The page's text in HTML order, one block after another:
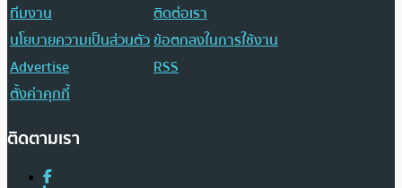
ทีมงาน
ติดต่อเรา
นโยบายความเป็นส่วนตัวข้อตกลงในการใช้งาน
Advertise
RSS
ตั้งค่าคุกกี้
ติดตามเรา